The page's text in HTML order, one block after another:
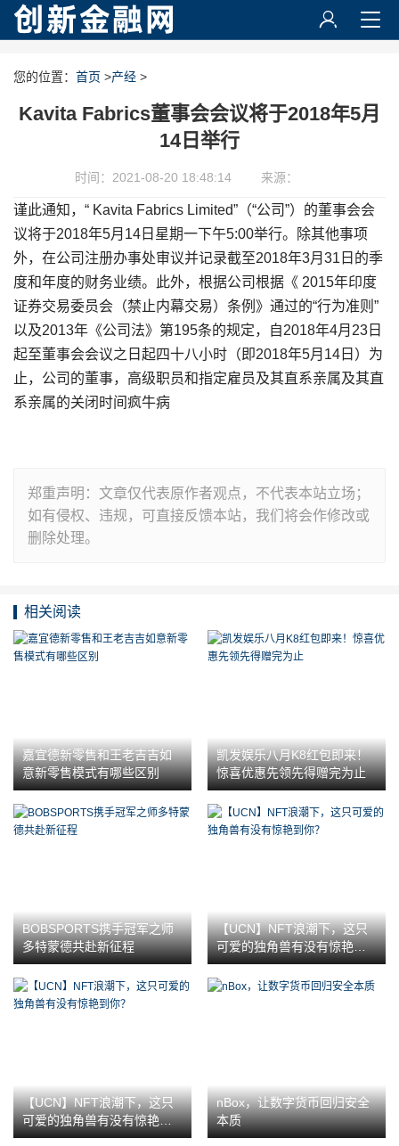
您的位置： 首页 >产经 >
Kavita Fabrics董事会会议将于2018年5月
14日举行
时间：2021-08-20 18:48:14 来源：
谨此通知，“ Kavita Fabrics Limited”（“公司”）的董事会会
议将于2018年5月14日星期一下午5:00举行。除其他事项
外，在公司注册办事处审议并记录截至2018年3月31日的季
度和年度的财务业绩。此外，根据公司根据《 2015年印度
证券交易委员会（禁止内幕交易）条例》通过的“行为准则”
以及2013年《公司法》第195条的规定，自2018年4月23日
起至董事会会议之日起四十八小时（即2018年5月14日）为
止，公司的董事，高级职员和指定雇员及其直系亲属及其直
系亲属的关闭时间疯牛病
郑重声明：文章仅代表原作者观点，不代表本站立场；
如有侵权、违规，可直接反馈本站，我们将会作修改或
删除处理。
相关阅读
嘉宜德新零售和王老吉吉如
意新零售模式有哪些区别
凯发娱乐八月K8红包即来！
惊喜优惠先领先得赠完为止
BOBSPORTS携手冠军之师
多特蒙德共赴新征程
【UCN】NFT浪潮下，这只
可爱的独角兽有没有惊艳到
你？
【UCN】NFT浪潮下，这只
可爱的独角兽有没有惊艳到
你？
nBox，让数字货币回归安全
本质